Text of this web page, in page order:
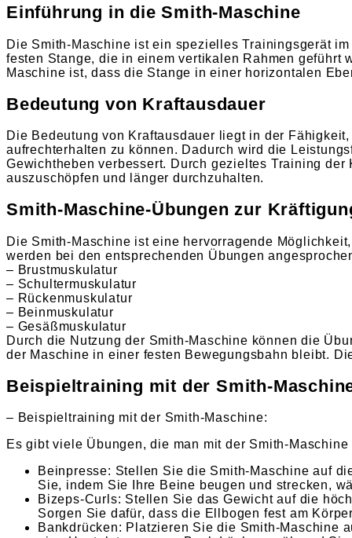
Einführung in die Smith-Maschine
Die Smith-Maschine ist ein spezielles Trainingsgerät
festen Stange, die in einem vertikalen Rahmen geführt
Maschine ist, dass die Stange in einer horizontalen
Bedeutung von Kraftausdauer
Die Bedeutung von Kraftausdauer liegt in der
aufrechterhalten zu können. Dadurch wird die
Gewichtheben verbessert. Durch gezieltes Training
auszuschöpfen und länger durchzuhalten.
Smith-Maschine-Übungen zur
Die Smith-Maschine ist eine hervorragende
werden bei den entsprechenden Übungen
– Brustmuskulatur
– Schultermuskulatur
– Rückenmuskulatur
– Beinmuskulatur
– Gesäßmuskulatur
Durch die Nutzung der Smith-Maschine können die
der Maschine in einer festen Bewegungsbahn bleibt.
Beispieltraining mit der Smith-
– Beispieltraining mit der Smith-Maschine:
Es gibt viele Übungen, die man mit der Smith-
Beinpresse: Stellen Sie die Smith-Maschine auf
Sie, indem Sie Ihre Beine beugen und strecken,
Bizeps-Curls: Stellen Sie das Gewicht auf die
Sorgen Sie dafür, dass die Ellbogen fest am
Bankdrücken: Platzieren Sie die Smith-Maschine